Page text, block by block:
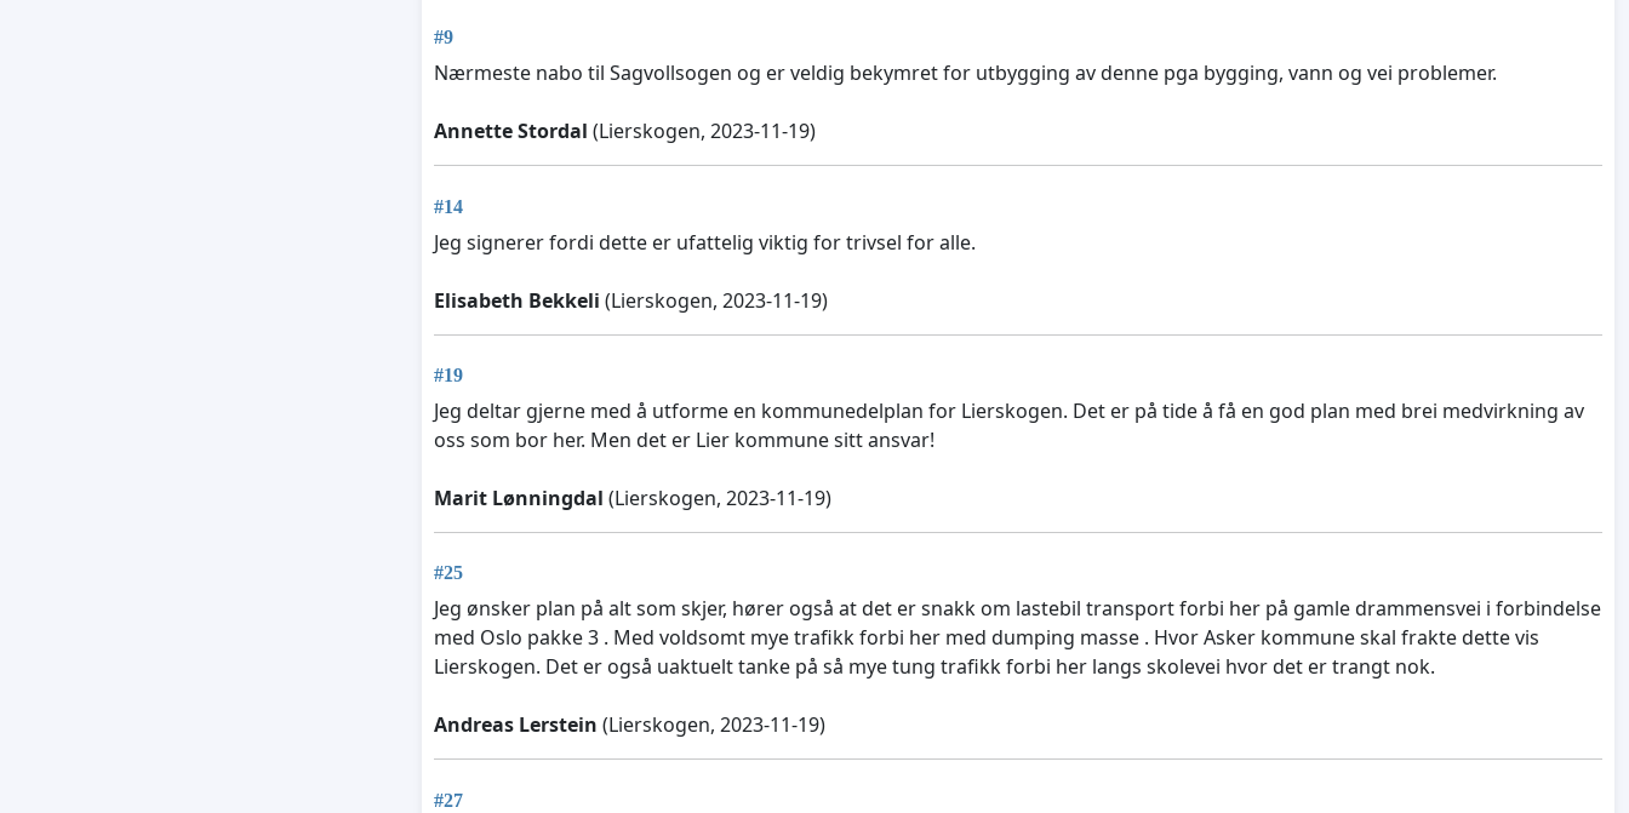
#9
Nærmeste nabo til Sagvollsogen og er veldig bekymret for utbygging av denne pga bygging, vann og vei problemer.
Annette Stordal (Lierskogen, 2023-11-19)
#14
Jeg signerer fordi dette er ufattelig viktig for trivsel for alle.
Elisabeth Bekkeli (Lierskogen, 2023-11-19)
#19
Jeg deltar gjerne med å utforme en kommunedelplan for Lierskogen. Det er på tide å få en god plan med brei medvirkning av
oss som bor her. Men det er Lier kommune sitt ansvar!
Marit Lønningdal (Lierskogen, 2023-11-19)
#25
Jeg ønsker plan på alt som skjer, hører også at det er snakk om lastebil transport forbi her på gamle drammensvei i forbindelse
med Oslo pakke 3 . Med voldsomt mye trafikk forbi her med dumping masse . Hvor Asker kommune skal frakte dette vis
Lierskogen. Det er også uaktuelt tanke på så mye tung trafikk forbi her langs skolevei hvor det er trangt nok.
Andreas Lerstein (Lierskogen, 2023-11-19)
#27